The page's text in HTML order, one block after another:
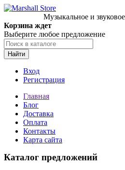
Музыкальное и
Корзина ждет
Выберите любое предложение
Найти
Вход
Регистрация
Главная
Блог
Доставка
Оплата
Контакты
Карта сайта
Каталог предложений